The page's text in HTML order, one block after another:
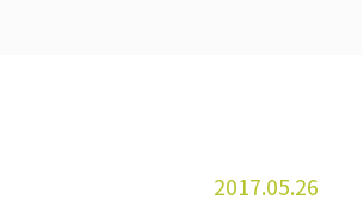
2017.05.26